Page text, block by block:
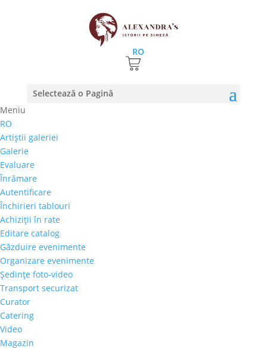
RO
Selectează o Pagină
Meniu
RO
Artiştii galeriei
Galerie
Evaluare
Înrămare
Autentificare
Închirieri tablouri
Achiziţii în rate
Editare catalog
Găzduire evenimente
Organizare evenimente
Şedinţe foto-video
Transport securizat
Curator
Catering
Video
Magazin
Prima pagină⚊ Autor produs ⚊ Constantin Otto
Constantin Otto
Autor
Perioada
Tip lucrare
Tehnică
Temă
Cai-Hipism
Citadin(0)
Cladiri faimoase